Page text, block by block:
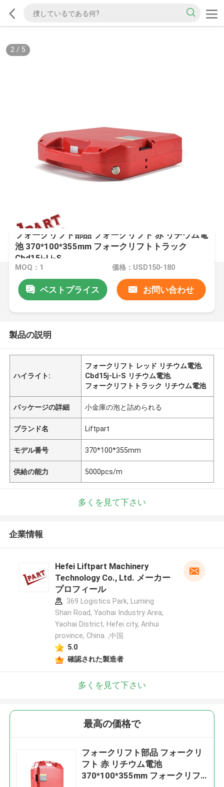
2/ 5
フォークリフト部品 フォークリフト 赤 リチウム電
池 370*100*355mm フォークリフトトラック
Cbd15j-Li-S
MOQ：1 価格：USD150-180
ベストプライス お問い合わせ
製品の説明
ハイライト:
フォークリフト レッド リチウム電池,
Cbd15j-Li-S リチウム電池,
フォークリフトトラック リチウム電池
パッケージの詳細 小金庫の泡と詰められる
ブランド名 Liftpart
モデル番号 370*100*355mm
供給の能力 5000pcs/m
多くを見て下さい
企業情報
Hefei Liftpart Machinery
Technology Co., Ltd. メーカー
プロフィール
369 Logistics Park, Luming
Shan Road, Yaohai Industry Area,
Yaohai District, Hefei city, Anhui
province, China. ,中国
5.0
確認された製造者
多くを見て下さい
最高の価格で
フォークリフト部品 フォークリ
フト 赤 リチウム電池
370*100*355mm フォークリフ